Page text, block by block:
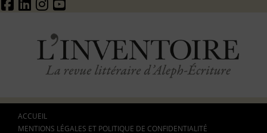
ACCUEIL
MENTIONS LÉGALES ET POLITIQUE DE CONFIDENTIALITÉ